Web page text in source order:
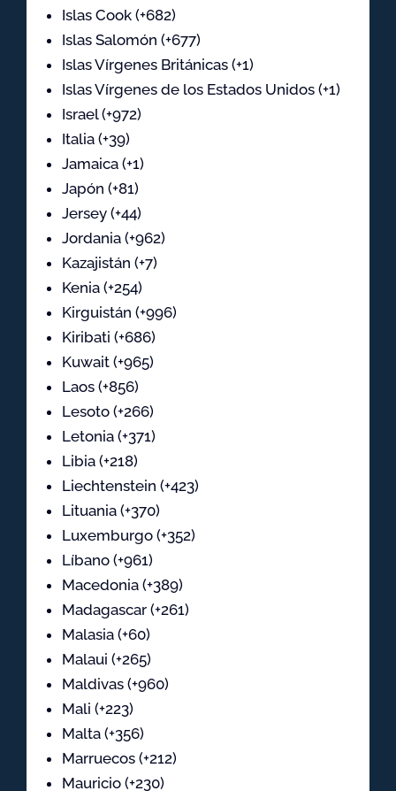
Islas Cook (+682)
Islas Salomón (+677)
Islas Vírgenes Británicas (+1)
Islas Vírgenes de los Estados Unidos (+1)
Israel (+972)
Italia (+39)
Jamaica (+1)
Japón (+81)
Jersey (+44)
Jordania (+962)
Kazajistán (+7)
Kenia (+254)
Kirguistán (+996)
Kiribati (+686)
Kuwait (+965)
Laos (+856)
Lesoto (+266)
Letonia (+371)
Libia (+218)
Liechtenstein (+423)
Lituania (+370)
Luxemburgo (+352)
Líbano (+961)
Macedonia (+389)
Madagascar (+261)
Malasia (+60)
Malaui (+265)
Maldivas (+960)
Mali (+223)
Malta (+356)
Marruecos (+212)
Mauricio (+230)